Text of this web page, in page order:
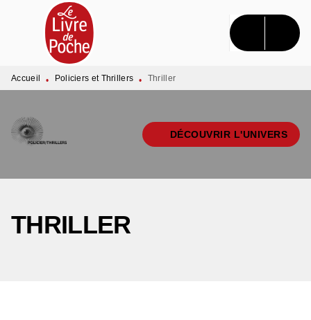
MENU RECHERCHE CONTENU
PIED DE PAGE
Accueil • Policiers et Thrillers • Thriller
DÉCOUVRIR L'UNIVERS
THRILLER